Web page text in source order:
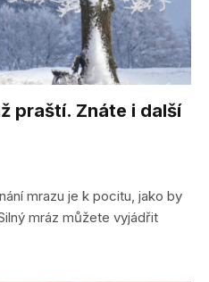
praští. Znáte i další
mrazu je k pocitu, jako by
mráz můžete vyjádřit